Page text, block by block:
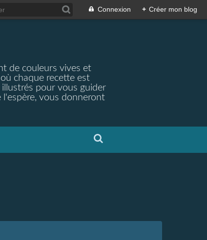
Connexion + Créer mon blog
de couleurs vives et
chaque recette est
pour vous guider
vous donneront